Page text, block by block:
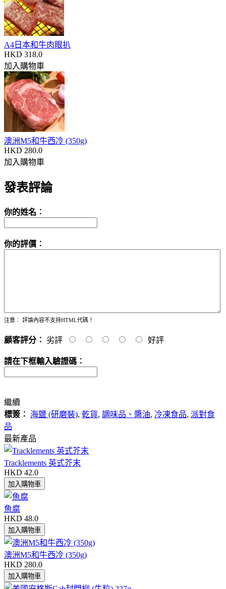
A4日本和牛肉眼扒
HKD 318.0
加入購物車
澳洲M5和牛西冷 (350g)
HKD 280.0
加入購物車
發表評論
你的姓名︰
你的評價︰
注意︰ 評論內容不支持HTML代碼！
顧客評分︰ 劣評 好評
請在下框輸入驗證碼︰
繼續
標簽︰
海鹽 (研磨裝), 乾貨, 調味品、醬油, 冷凍食品, 派對食
品
最新產品
Tracklements 英式芥末
HKD 42.0
魚腐
HKD 48.0
澳洲M5和牛西冷 (350g)
HKD 280.0